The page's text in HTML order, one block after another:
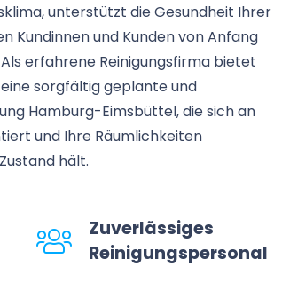
unterstützt die Gesundheit Ihrer
Kundinnen und Kunden von Anfang
erfahrene Reinigungsfirma bietet
sorgfältig geplante und
Hamburg-Eimsbüttel, die sich an
und Ihre Räumlichkeiten
hält.
Zuverlässiges
Reinigungspersonal